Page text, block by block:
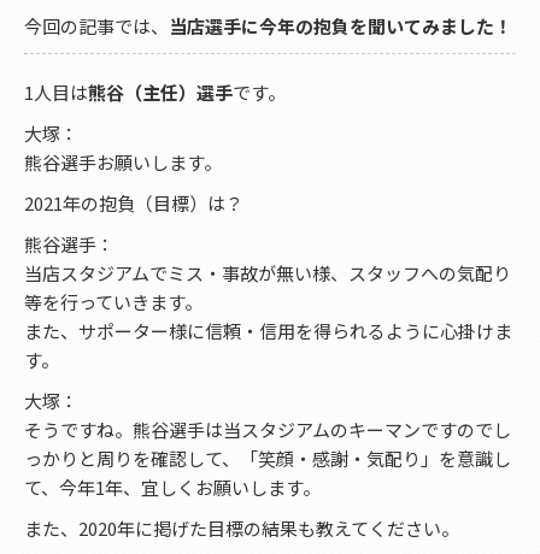
今回の記事では、 当店選手に今年の抱負を聞いてみました！
1人目は熊谷（主任）選手です。
大塚：
熊谷選手お願いします。
2021年の抱負（目標）は？
熊谷選手：
当店スタジアムでミス・事故が無い様、スタッフへの気配り
等を行っていきます。
また、サポーター様に信頼・信用を得られるように心掛けま
す。
大塚：
そうですね。熊谷選手は当スタジアムのキーマンですのでし
っかりと周りを確認して、「笑顔・感謝・気配り」を意識し
て、今年1年、宜しくお願いします。
また、2020年に掲げた目標の結果も教えてください。